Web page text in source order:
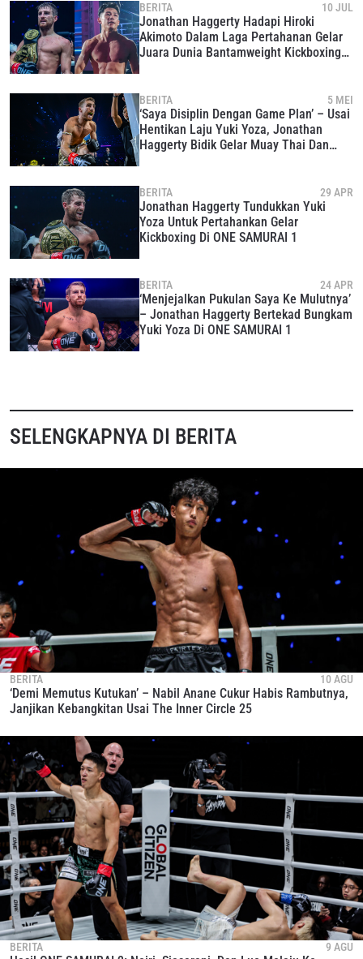
BERITA 10 JUL
Jonathan Haggerty Hadapi Hiroki
Akimoto Dalam Laga Pertahanan Gelar
Juara Dunia Bantamweight Kickboxing
BERITA 5 MEI
‘Saya Disiplin Dengan Game Plan’ – Usai
Hentikan Laju Yuki Yoza, Jonathan
Haggerty Bidik Gelar Muay Thai Dan
BERITA 29 APR
Jonathan Haggerty Tundukkan Yuki
Yoza Untuk Pertahankan Gelar
Kickboxing Di ONE SAMURAI 1
BERITA 24 APR
‘Menjejalkan Pukulan Saya Ke Mulutnya’
– Jonathan Haggerty Bertekad Bungkam
Yuki Yoza Di ONE SAMURAI 1
SELENGKAPNYA DI BERITA
BERITA 10 AGU
‘Demi Memutus Kutukan’ – Nabil Anane Cukur Habis Rambutnya,
Janjikan Kebangkitan Usai The Inner Circle 25
BERITA 9 AGU